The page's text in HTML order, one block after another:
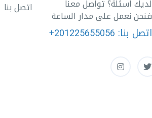
لديك اسئلة؟ تواصل معنا
فنحن نعمل على مدار الساعة
اتصل بنا: +201225655056
اتصل بنا